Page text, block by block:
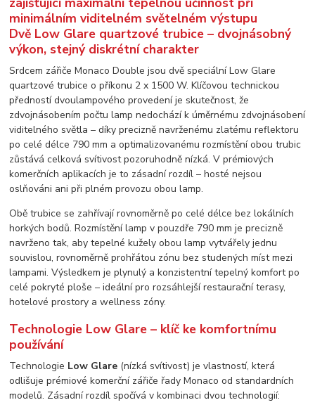
Dvě Low Glare quartzové trubice – dvojnásobný
výkon, stejný diskrétní charakter
Srdcem zářiče Monaco Double jsou dvě speciální Low Glare
quartzové trubice o příkonu 2 x 1500 W. Klíčovou technickou
předností dvoulampového provedení je skutečnost, že
zdvojnásobením počtu lamp nedochází k úměrnému zdvojnásobení
viditelného světla – díky precizně navrženému zlatému reflektoru
po celé délce 790 mm a optimalizovanému rozmístění obou trubic
zůstává celková svítivost pozoruhodně nízká. V prémiových
komerčních aplikacích je to zásadní rozdíl – hosté nejsou
oslňováni ani při plném provozu obou lamp.
Obě trubice se zahřívají rovnoměrně po celé délce bez lokálních
horkých bodů. Rozmístění lamp v pouzdře 790 mm je precizně
navrženo tak, aby tepelné kužely obou lamp vytvářely jednu
souvislou, rovnoměrně prohřátou zónu bez studených míst mezi
lampami. Výsledkem je plynulý a konzistentní tepelný komfort po
celé pokryté ploše – ideální pro rozsáhlejší restaurační terasy,
hotelové prostory a wellness zóny.
Technologie Low Glare – klíč ke komfortnímu
používání
Technologie Low Glare (nízká svítivost) je vlastností, která
odlišuje prémiové komerční zářiče řady Monaco od standardních
modelů. Zásadní rozdíl spočívá v kombinaci dvou technologií: